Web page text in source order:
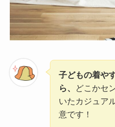
子どもの着や
ら、
どこかセ
いたカジュア
意です！